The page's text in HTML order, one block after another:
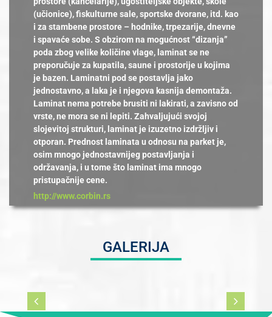
(učionice), fiskulturne sale, sportske dvorane, itd. kao
i za stambene prostore – hodnike, trpezarije, dnevne
i spavaće sobe. S obzirom na mogućnost “dizanja”
poda zbog velike količine vlage, laminat se ne
preporučuje za kupatila, saune i prostorije u kojima
je bazen. Laminatni pod se postavlja jako
jednostavno, a laka je i njegova kasnija demontaža.
Laminat nema potrebe brusiti ni lakirati, a zavisno od
vrste, ne mora se ni lepiti. Zahvaljujući svojoj
slojevitoj strukturi, laminat je izuzetno izdržljiv i
otporan. Prednost laminata u odnosu na parket je,
osim mnogo jednostavnijeg postavljanja i
održavanja, i u tome što laminat ima mnogo
pristupačnije cene.
http://www.corbin.rs
GALERIJA